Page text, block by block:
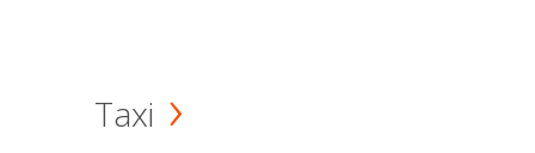
Taxi